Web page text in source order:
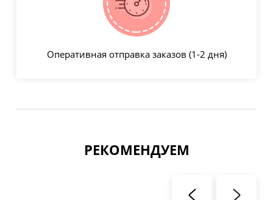
Оперативная отправка заказов (1-2 дня)
РЕКОМЕНДУЕМ